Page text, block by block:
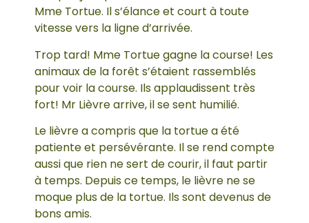
Mme Tortue. Il s’élance et court à toute
vitesse vers la ligne d’arrivée.
Trop tard! Mme Tortue gagne la course! Les
animaux de la forêt s’étaient rassemblés
pour voir la course. Ils applaudissent très
fort! Mr Lièvre arrive, il se sent humilié.
Le lièvre a compris que la tortue a été
patiente et persévérante. Il se rend compte
aussi que rien ne sert de courir, il faut partir
à temps. Depuis ce temps, le lièvre ne se
moque plus de la tortue. Ils sont devenus de
bons amis.